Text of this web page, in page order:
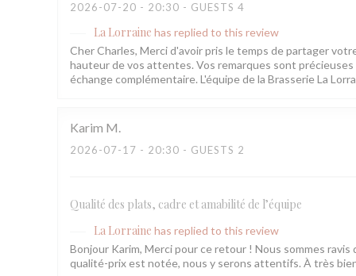
2026-07-20 - 20:30 - GUESTS 4
La Lorraine has replied to this review
Cher Charles, Merci d'avoir pris le temps de partager
hauteur de vos attentes. Vos remarques sont
échange complémentaire. L'équipe de la Brasserie La
Karim M
2026-07-17 - 20:30 - GUESTS 2
Qualité des plats, cadre et amabilité de l’équipe
La Lorraine has replied to this review
Bonjour Karim, Merci pour ce retour ! Nous sommes
qualité-prix est notée, nous y serons attentifs. À très